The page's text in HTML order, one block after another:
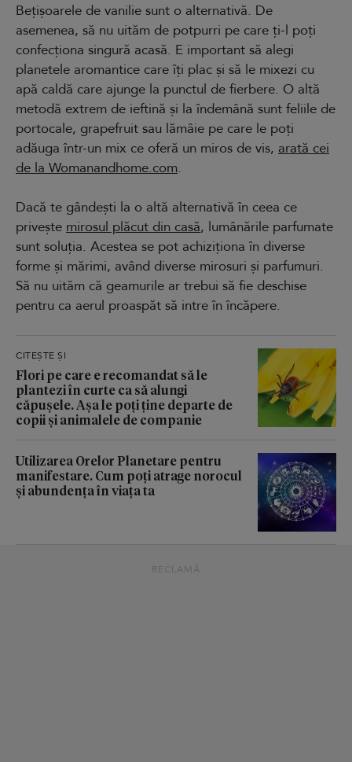
Bețișoarele de vanilie sunt o alternativă. De
asemenea, să nu uităm de potpurri pe care ți-l poți
confecționa singură acasă. E important să alegi
planetele aromantice care îți plac și să le mixezi cu
apă caldă care ajunge la punctul de fierbere. O altă
metodă extrem de ieftină și la îndemână sunt feliile de
portocale, grapefruit sau lămâie pe care le poți
adăuga într-un mix ce oferă un miros de vis, arată cei
de la Womanandhome.com.
Dacă te gândești la o altă alternativă în ceea ce
privește mirosul plăcut din casă, lumânările parfumate
sunt soluția. Acestea se pot achiziționa în diverse
forme și mărimi, având diverse mirosuri și parfumuri.
Să nu uităm că geamurile ar trebui să fie deschise
pentru ca aerul proaspăt să intre în încăpere.
CITEȘTE ȘI
Flori pe care e recomandat să le
plantezi în curte ca să alungi
căpușele. Așa le poți ține departe de
copii și animalele de companie
Utilizarea Orelor Planetare pentru
manifestare. Cum poți atrage norocul
și abundența în viața ta
RECLAMĂ